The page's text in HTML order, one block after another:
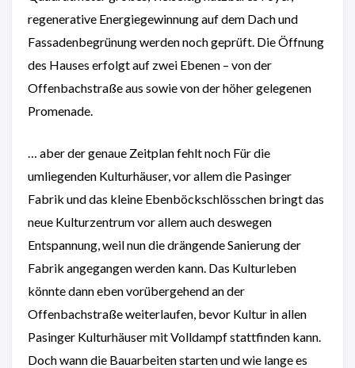
regenerative Energiegewinnung auf dem Dach und
Fassadenbegrünung werden noch geprüft. Die Öffnung
des Hauses erfolgt auf zwei Ebenen – von der
Offenbachstraße aus sowie von der höher gelegenen
Promenade.
… aber der genaue Zeitplan fehlt noch Für die
umliegenden Kulturhäuser, vor allem die Pasinger
Fabrik und das kleine Ebenböckschlösschen bringt das
neue Kulturzentrum vor allem auch deswegen
Entspannung, weil nun die drängende Sanierung der
Fabrik angegangen werden kann. Das Kulturleben
könnte dann eben vorübergehend an der
Offenbachstraße weiterlaufen, bevor Kultur in allen
Pasinger Kulturhäuser mit Volldampf stattfinden kann.
Doch wann die Bauarbeiten starten und wie lange es